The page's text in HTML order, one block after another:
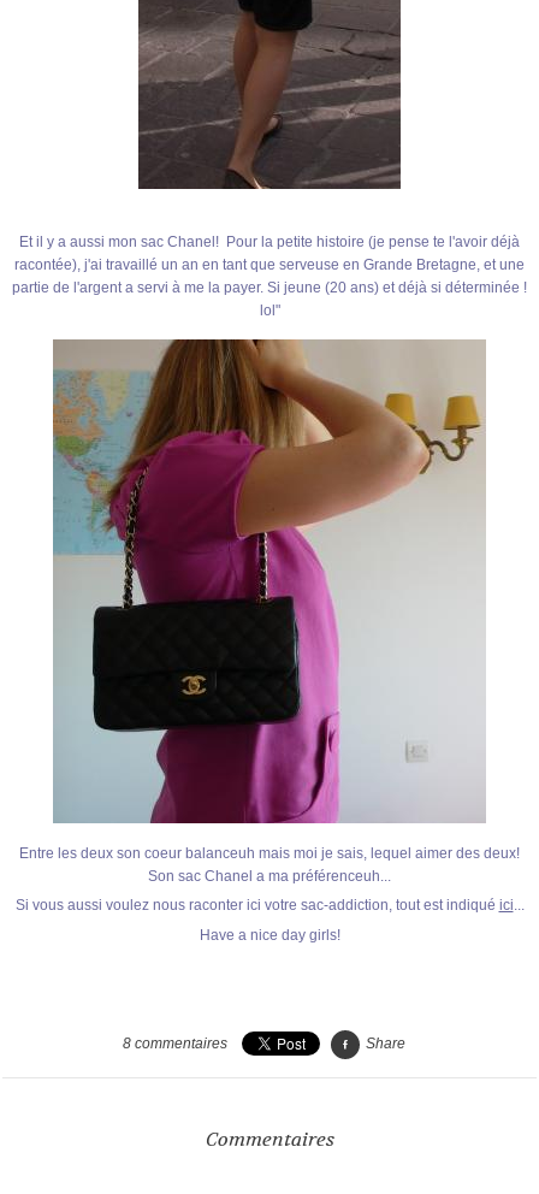
Et il y a aussi mon sac Chanel! Pour la petite histoire (je pense te l'avoir déjà
racontée), j'ai travaillé un an en tant que serveuse en Grande Bretagne, et une
partie de l'argent a servi à me la payer. Si jeune (20 ans) et déjà si déterminée !
lol"
Entre les deux son coeur balanceuh mais moi je sais, lequel aimer des deux!
Son sac Chanel a ma préférenceuh...
Si vous aussi voulez nous raconter ici votre sac-addiction, tout est indiqué ici...
Have a nice day girls!
8 commentaires Share
Commentaires